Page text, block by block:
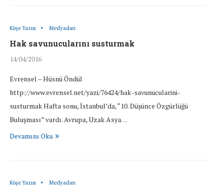
Köşe Yazısı Medyadan
Hak savunucularını susturmak
14/04/2016
Evrensel – Hüsnü Öndül
http://www.evrensel.net/yazi/76424/hak-savunucularini-
susturmak Hafta sonu, İstanbul’da, “10. Düşünce Özgürlüğü
Buluşması” vardı. Avrupa, Uzak Asya…
Devamını Oku
Köşe Yazısı Medyadan